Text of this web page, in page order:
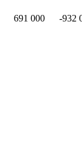
691 000 -932